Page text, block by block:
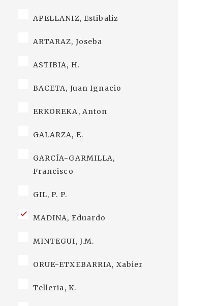
APELLANIZ, Estibaliz
ARTARAZ, Joseba
ASTIBIA, H.
BACETA, Juan Ignacio
ERKOREKA, Anton
GALARZA, E.
GARCÍA-GARMILLA,
Francisco
GIL, P. P.
MADINA, Eduardo
MINTEGUI, J.M.
ORUE-ETXEBARRIA, Xabier
Telleria, K.